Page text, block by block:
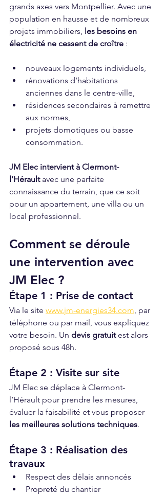
grands axes vers Montpellier. Avec une
population en hausse et de nombreux
projets immobiliers, les besoins en
électricité ne cessent de croître :
nouveaux logements individuels,
rénovations d’habitations
anciennes dans le centre-ville,
résidences secondaires à remettre
aux normes,
projets domotiques ou basse
consommation.
JM Elec intervient à Clermont-
l’Hérault avec une parfaite
connaissance du terrain, que ce soit
pour un appartement, une villa ou un
local professionnel.
Comment se déroule
une intervention avec
JM Elec ?
Étape 1 : Prise de contact
Via le site www.jm-energies34.com, par
téléphone ou par mail, vous expliquez
votre besoin. Un devis gratuit est alors
proposé sous 48h.
Étape 2 : Visite sur site
JM Elec se déplace à Clermont-
l’Hérault pour prendre les mesures,
évaluer la faisabilité et vous proposer
les meilleures solutions techniques.
Étape 3 : Réalisation des
travaux
Respect des délais annoncés
Propreté du chantier